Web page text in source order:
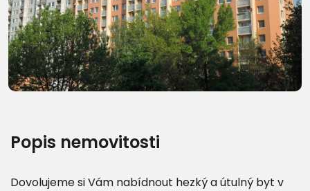
Další fotografie (22)
Popis nemovitosti
Dovolujeme si Vám nabídnout hezký a útulný byt v